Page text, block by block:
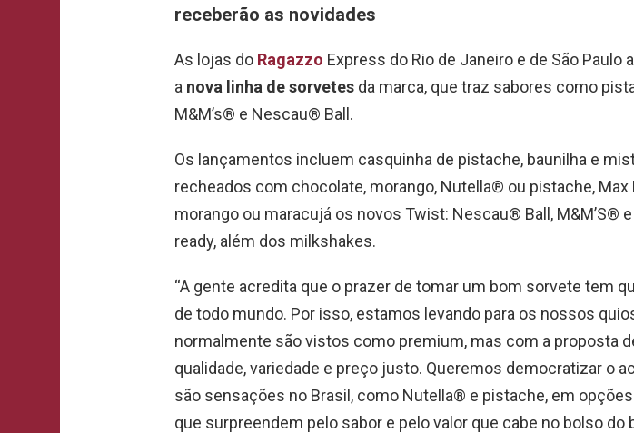
receberão as novidades
As lojas do Ragazzo Express do Rio de Janeiro e de São Paulo
a nova linha de sorvetes da marca, que traz sabores como
M&M’s® e Nescau® Ball.
Os lançamentos incluem casquinha de pistache, baunilha e
recheados com chocolate, morango, Nutella® ou pistache, Max
morango ou maracujá os novos Twist: Nescau® Ball, M&M’S®
ready, além dos milkshakes.
“A gente acredita que o prazer de tomar um bom sorvete tem
de todo mundo. Por isso, estamos levando para os nossos
normalmente são vistos como premium, mas com a proposta
qualidade, variedade e preço justo. Queremos democratizar o
são sensações no Brasil, como Nutella® e pistache, em
que surpreendem pelo sabor e pelo valor que cabe no bolso do